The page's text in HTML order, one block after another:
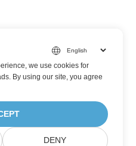
we use cookies for
By using our site, you agree
DENY